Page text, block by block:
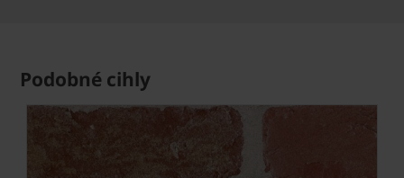
Podobné cihly